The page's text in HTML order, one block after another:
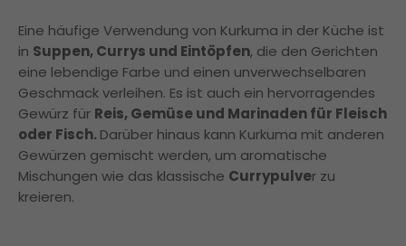
Eine häufige Verwendung von Kurkuma in der Küche ist
in Suppen, Currys und Eintöpfen, die den Gerichten
eine lebendige Farbe und einen unverwechselbaren
Geschmack verleihen. Es ist auch ein hervorragendes
Gewürz für Reis, Gemüse und Marinaden für Fleisch
oder Fisch.Darüber hinaus kann Kurkuma mit anderen
Gewürzen gemischt werden, um aromatische
Mischungen wie das klassische Currypulver zu
kreieren.